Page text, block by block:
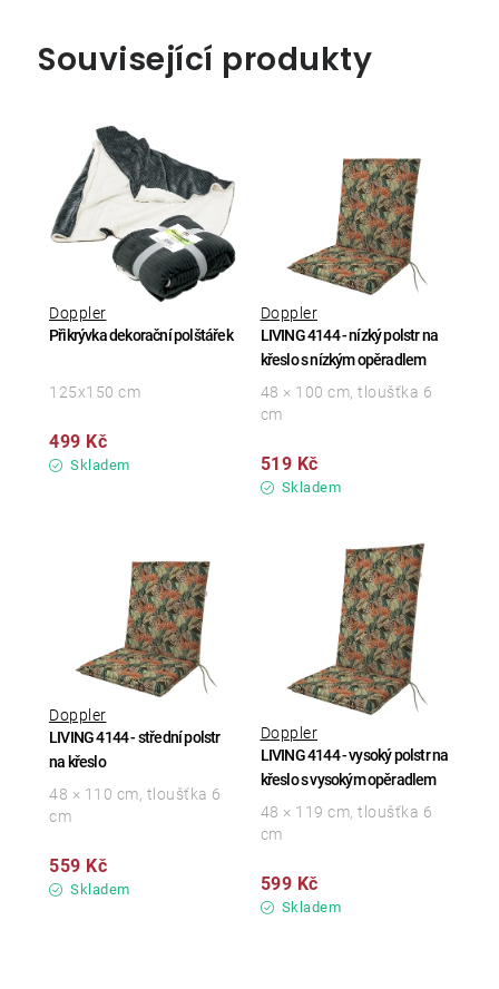
Související produkty
Přikrývka dekorační polštářek
Doppler
Skladem
499 Kč
125x150 cm
LIVING 4144 - nízký polstr na
křeslo s nízkým opěradlem
Doppler
Skladem
519 Kč
48 × 100 cm, tloušťka 6
cm
LIVING 4144 - střední polstr
na křeslo
Doppler
Skladem
559 Kč
48 × 110 cm, tloušťka 6
cm
LIVING 4144 - vysoký polstr na
křeslo s vysokým opěradlem
Doppler
Skladem
599 Kč
48 × 119 cm, tloušťka 6
cm